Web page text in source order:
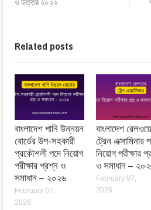
Related posts
বাংলাদেশ পানি উন্নয়ন
বোর্ডের উপ-সহকারী
প্রকৌশলী পদে নিয়োগ
পরীক্ষার প্রশ্ন ও
সমাধান – ২০২৬
February 07,
2026
বাংলাদেশ রেলওয়ে
ট্রেন এক্সামিনার
নিয়োগ পরীক্ষার
ও সমাধান –
February 07,
2026